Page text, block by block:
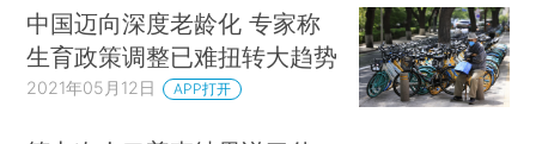
中国迈向深度老龄化 专家称
生育政策调整已难扭转大趋势
2021年05月12日 APP打开